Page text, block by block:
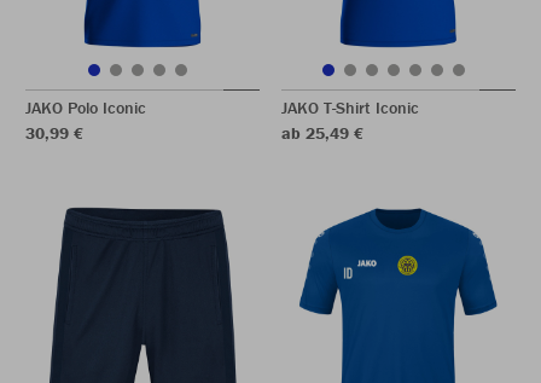
JAKO Polo Iconic
30,99 €
JAKO T-Shirt Iconic
ab 25,49 €